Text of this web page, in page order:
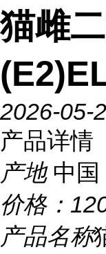
猫雌
2026-05-
产品详情
产地 中国
价格：
产品名称